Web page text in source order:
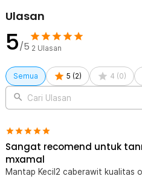
Ulasan
5/5 2 Ulasan
Semua 5 (2) 4 (0)
Cari Ulasan
Sangat recomend untuk
mxamal
Mantap Kecil2 caberawit kualitas